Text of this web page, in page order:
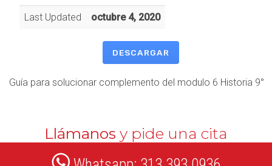
Last Updated octubre 4, 2020
DESCARGAR
Guía para solucionar complemento del modulo 6 Historia 9°
Llámanos y pide una cita